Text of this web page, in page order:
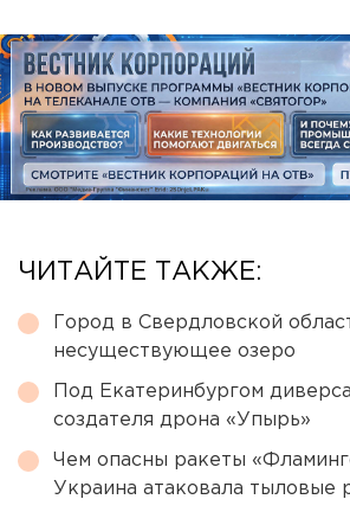
ЧИТАЙТЕ ТАКЖЕ:
Город в Свердловской
несуществующее озеро
Под Екатеринбургом
создателя дрона «Упырь»
Чем опасны ракеты
Украина атаковала тыловые